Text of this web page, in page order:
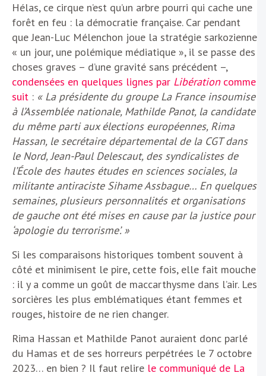
Hélas, ce cirque n’est qu’un arbre pourri qui cache une
forêt en feu : la démocratie française. Car pendant
que Jean-Luc Mélenchon joue la stratégie sarkozienne
« un jour, une polémique médiatique », il se passe des
choses graves – d’une gravité sans précédent –,
condensées en quelques lignes par Libérationcomme
suit : « La présidente du groupe La France insoumise
à l’Assemblée nationale, Mathilde Panot, la candidate
du même parti aux élections européennes, Rima
Hassan, le secrétaire départemental de la CGT dans
le Nord, Jean-Paul Delescaut, des syndicalistes de
l’École des hautes études en sciences sociales, la
militante antiraciste Sihame Assbague… En quelques
semaines, plusieurs personnalités et organisations
de gauche ont été mises en cause par la justice pour
‘apologie du terrorisme’. »
Si les comparaisons historiques tombent souvent à
côté et minimisent le pire, cette fois, elle fait mouche
: il y a comme un goût de maccarthysme dans l’air. Les
sorcières les plus emblématiques étant femmes et
rouges, histoire de ne rien changer.
Rima Hassan et Mathilde Panot auraient donc parlé
du Hamas et de ses horreurs perpétrées le 7 octobre
2023… en bien ? Il faut relire le communiqué de La